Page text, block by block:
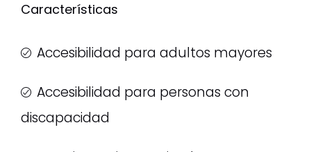
Características
Accesibilidad para adultos mayores
Accesibilidad para personas con
discapacidad